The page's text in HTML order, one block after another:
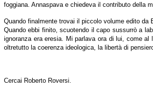
foggiana. Annaspava e chiedeva il contributo della
Quando finalmente trovai il piccolo volume edito
Quando ebbi finito, scuotendo il capo sussurrò a
ignoranza era eresia. Mi parlava ora di lui, come
oltretutto la coerenza ideologica, la libertà di
Cercai Roberto Roversi.